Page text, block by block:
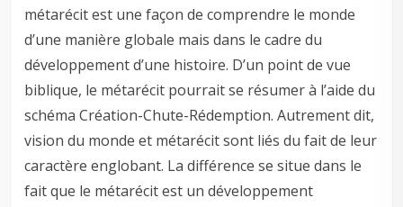
métarécit est une façon de comprendre le monde
d’une manière globale mais dans le cadre du
développement d’une histoire. D’un point de vue
biblique, le métarécit pourrait se résumer à l’aide du
schéma Création-Chute-Rédemption. Autrement dit,
vision du monde et métarécit sont liés du fait de leur
caractère englobant. La différence se situe dans le
fait que le métarécit est un développement